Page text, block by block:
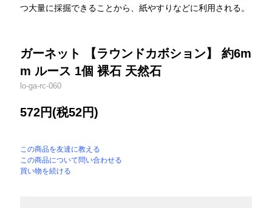
つ大量に採掘できることから、紙やすりなどに利用される。
ガーネット 【ラウンドカボション】 約6m
m ルース 1個 裸石 天然石
lo-ga-rc-060
572円(税52円)
この商品を友達に教える
この商品について問い合わせる
買い物を続ける